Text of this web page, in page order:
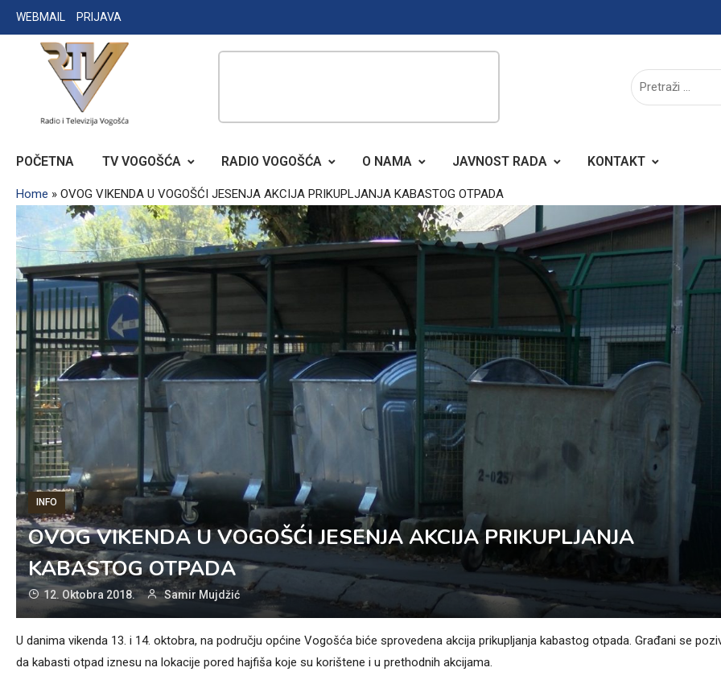
Skip
to
WEBMAIL PRIJAVA
RADIO TELEVIZIJA VOGOŠĆA
POČETNA TV VOGOŠĆA RADIO VOGOŠĆA O NAMA JAVNOST RADA KONTAKT
Home » OVOG VIKENDA U VOGOŠĆI JESENJA AKCIJA PRIKUPLJANJA KABASTOG OTPADA
INFO
OVOG VIKENDA U VOGOŠĆI JESENJA AKCIJA PRIKUPLJANJA
KABASTOG OTPADA
12. Oktobra 2018. Samir Mujdžić
U danima vikenda 13. i 14. oktobra, na području općine Vogošća biće sprovedena akcija prikupljanja kabastog otpada. Građani se
da kabasti otpad iznesu na lokacije pored hajfiša koje su korištene i u prethodnih akcijama.